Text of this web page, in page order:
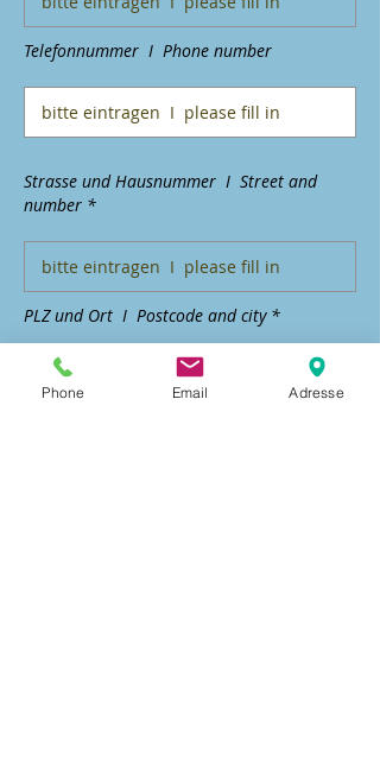
Telefonnummer I Phone number
Strasse und Hausnummer I Street and
number *
PLZ und Ort I Postcode and city *
Phone Email Adresse